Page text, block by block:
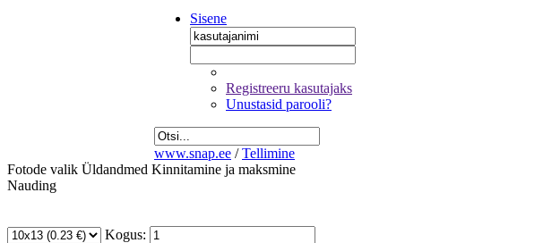
Sisene
Registreeru kasutajaks
Unustasid parooli?
www.snap.ee / Tellimine
Fotode valik Üldandmed Kinnitamine ja maksmine
Nauding
Kogus: